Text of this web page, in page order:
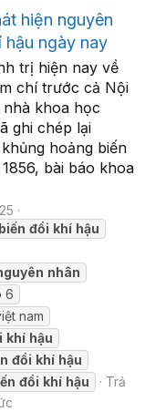
hiện nguyên
hậu ngày nay
trị hiện nay về
chí trước cả Nội
nhà khoa học
ghi chép lại
hoảng biến
bài báo khoa
biến đổi khí hậu
nhân
6
nam
khí hậu
đổi khí hậu
đổi khí hậu
Trả